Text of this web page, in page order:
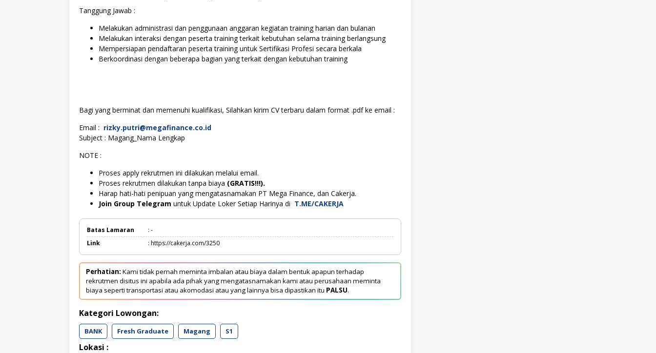
Tanggung Jawab :
Melakukan administrasi dan penggunaan anggaran kegiatan training harian dan bulanan
Melakukan interaksi dengan peserta training terkait kebutuhan selama training berlangsung
Mempersiapan pendaftaran peserta training untuk Sertifikasi Profesi secara berkala
Berkoordinasi dengan beberapa bagian yang terkait dengan kebutuhan training
Bagi yang berminat dan memenuhi kualifikasi, Silahkan kirim CV terbaru dalam format .pdf ke email :
Email : rizky.putri@megafinance.co.id
Subject : Magang_Nama Lengkap
NOTE :
Proses apply rekrutmen ini dilakukan melalui email.
Proses rekrutmen dilakukan tanpa biaya (GRATIS!!!).
Harap hati-hati penipuan yang mengatasnamakan PT Mega Finance, dan Cakerja.
Join Group Telegram untuk Update Loker Setiap Harinya di T.ME/CAKERJA
Batas Lamaran
: -
Link
: https://cakerja.com/3250
Perhatian: Kami tidak pernah meminta imbalan atau biaya dalam bentuk apapun terhadap
rekrutmen disitus ini apabila ada pihak yang mengatasnamakan kami atau perusahaan meminta
biaya seperti transportasi atau akomodasi atau yang lainnya bisa dipastikan itu PALSU.
Kategori Lowongan:
BANK Fresh Graduate Magang S1
Lokasi :